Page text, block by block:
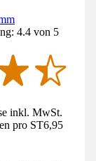
4.4 von 5
inkl. MwSt.
pro ST6,95